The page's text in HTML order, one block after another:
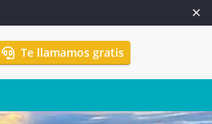
Te llamamos gratis